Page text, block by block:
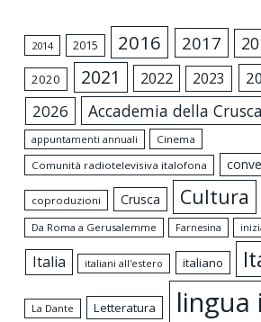
2014 2015 2016 2017
2020 2021 2022 2023
2026 Accademia della Crusca
appuntamenti annuali
Cinema
Comunità radiotelevisiva italofona
coproduzioni Crusca Cultura
Da Roma a Gerusalemme
Farnesina
Italia italiani all'estero italiano
La Dante Letteratura lingua